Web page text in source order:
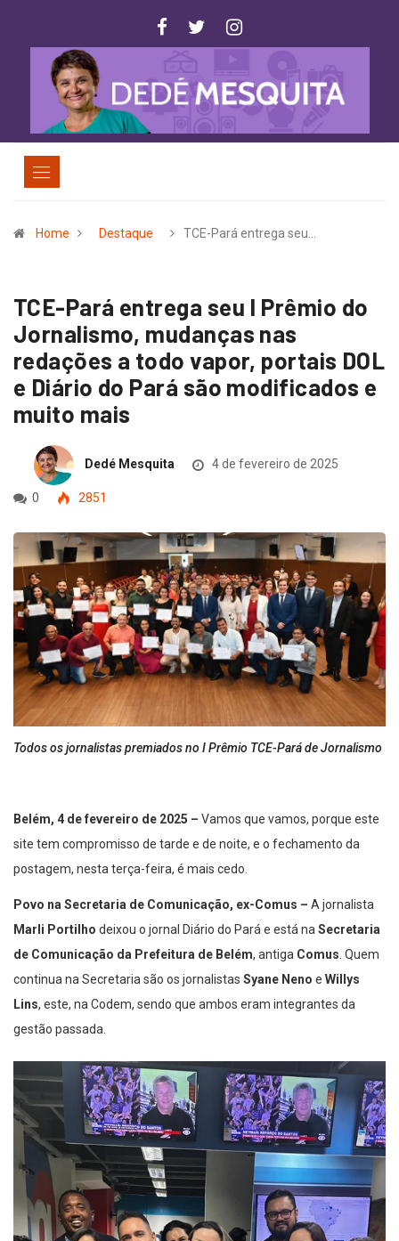
Home Destaque TCE-Pará entrega seu…
TCE-Pará entrega seu I Prêmio do
Jornalismo, mudanças nas
redações a todo vapor, portais DOL
e Diário do Pará são modificados e
muito mais
Dedé Mesquita 4 de fevereiro de 2025
0 2851
Todos os jornalistas premiados no I Prêmio TCE-Pará de Jornalismo
Belém, 4 de fevereiro de 2025 – Vamos que vamos, porque este
site tem compromisso de tarde e de noite, e o fechamento da
postagem, nesta terça-feira, é mais cedo.
Povo na Secretaria de Comunicação, ex-Comus – A jornalista
Marli Portilho deixou o jornal Diário do Pará e está na Secretaria
de Comunicação da Prefeitura de Belém, antiga Comus . Quem
continua na Secretaria são os jornalistas Syane Neno e Willys
Lins, este, na Codem, sendo que ambos eram integrantes da
gestão passada.